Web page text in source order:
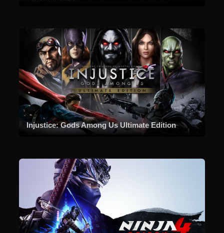
Injustice: Gods Among Us Ultimate Edition